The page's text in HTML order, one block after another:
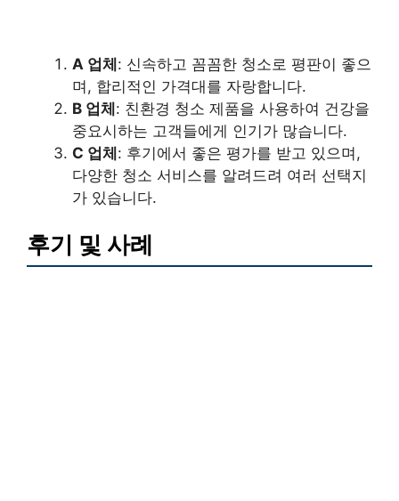
A 업체: 신속하고 꼼꼼한 청소로 평판이 좋으
며, 합리적인 가격대를 자랑합니다.
B 업체: 친환경 청소 제품을 사용하여 건강을
중요시하는 고객들에게 인기가 많습니다.
C 업체: 후기에서 좋은 평가를 받고 있으며,
다양한 청소 서비스를 알려드려 여러 선택지
가 있습니다.
후기 및 사례